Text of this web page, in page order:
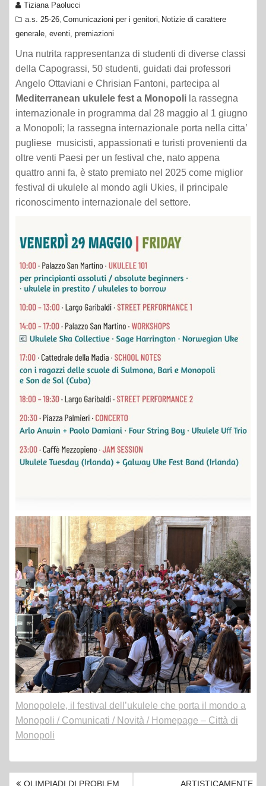
Tiziana Paolucci
a.s. 25-26, Comunicazioni per i genitori, Notizie di carattere
generale, eventi, premiazioni
Una nutrita rappresentanza di studenti di diverse classi
della Capograssi, 50 studenti, guidati dai professori
Angelo Ottaviani e Chrisian Fantoni, partecipa al
Mediterranean ukulele fest a Monopoli la rassegna
internazionale in programma dal 28 maggio al 1 giugno
a Monopoli; la rassegna internazionale porta nella citta’
pugliese musicisti, appassionati e turisti provenienti da
oltre venti Paesi per un festival che, nato appena
quattro anni fa, è stato premiato nel 2025 come miglior
festival di ukulele al mondo agli Ukies, il principale
riconoscimento internazionale del settore.
Monopolele, il festival dell’ukulele che porta il mondo a
Monopoli / Comunicati / Novità / Homepage – Città di
Monopoli
NAVIGAZIONE
OLIMPIADI DI PROBLEM ARTISTICAMENTE